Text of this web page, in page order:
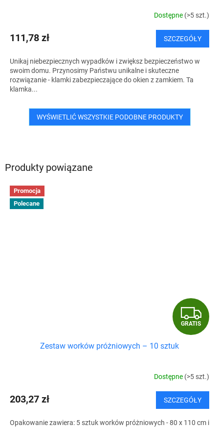
Produkty powiązane
Promocja
Polecane
G
R
T
I
S
GRATIS
Zestaw worków próżniowych – 10 sztuk
Dostępne (>5 szt.)
203,27 zł SZCZEGÓŁY
Opakowanie zawiera: 5 sztuk worków próżniowych - 80 x 110 cm i
Dostępne (>5 szt.)
111,78 zł SZCZEGÓŁY
Unikaj niebezpiecznych wypadków i zwiększ bezpieczeństwo w
swoim domu. Przynosimy Państwu unikalne i skuteczne
rozwiązanie - klamki zabezpieczające do okien z zamkiem. Ta
klamka...
WYŚWIETLIĆ WSZYSTKIE PODOBNE PRODUKTY